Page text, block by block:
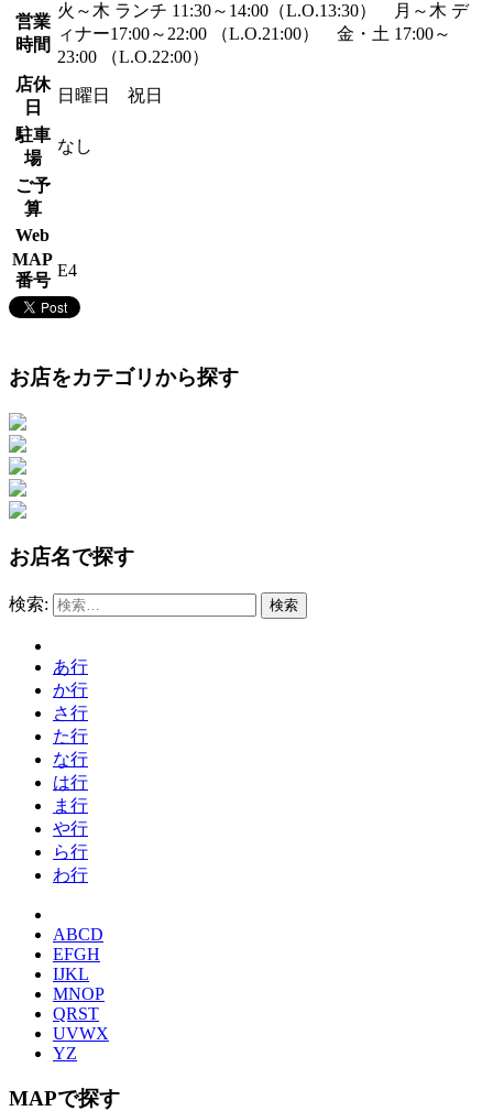
営業
時間
火～木 ランチ 11:30～14:00（L.O.13:30） 月～木 デ
ィナー17:00～22:00 （L.O.21:00） 金・土 17:00～
23:00 （L.O.22:00）
店休
日
日曜日 祝日
駐車
場
なし
ご予
算
Web
MAP
番号
E4
お店をカテゴリから探す
お店名で探す
検索:
あ行
か行
さ行
た行
な行
は行
ま行
や行
ら行
わ行
ABCD
EFGH
IJKL
MNOP
QRST
UVWX
YZ
MAPで探す